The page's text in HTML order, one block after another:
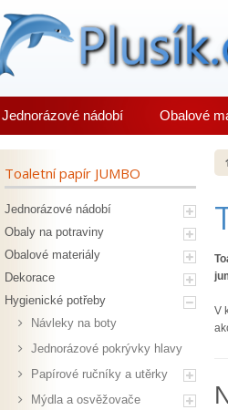
Jednorázové nádobí Obalové
Toaletní papír JUMBO
Jednorázové nádobí
Obaly na potraviny
Obalové materiály
Dekorace
Hygienické potřeby
Návleky na boty
Jednorázové pokrývky hlavy
Papírové ručníky a utěrky
Mýdla a osvěžovače
V